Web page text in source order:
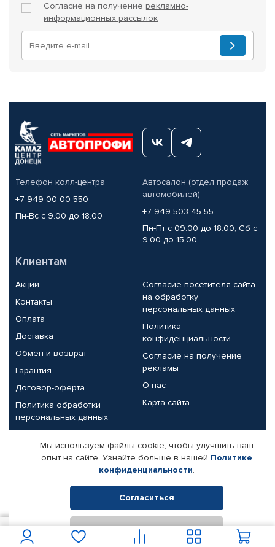
Согласие на получение рекламно-
информационных рассылок
Телефон колл-центра
+7 949 00-00-550
Пн-Вс с 9.00 до 18.00
Автосалон (отдел продаж
автомобилей)
+7 949 503-45-55
Пн-Пт с 09.00 до 18.00, Сб с
9.00 до 15.00
Клиентам
Акции
Контакты
Оплата
Доставка
Обмен и возврат
Гарантия
Договор-оферта
Политика обработки
персональных данных
Согласие посетителя сайта
на обработку
персональных данных
Политика
конфиденциальности
Согласие на получение
рекламы
О нас
Карта сайта
Партнерам
Корпоративным клиентам
Поставщикам
Реквизиты компании
© КАМАЗ ЦЕНТР ДОНЕЦК, 2015-2026. Все права защищены.
Интернет-магазин автомобильных товаров Автопрофи.
Мы используем файлы cookie, чтобы улучшить ваш
опыт на сайте. Узнайте больше в нашей Политике
конфиденциальности.
Согласиться
Отклонить
В корзину